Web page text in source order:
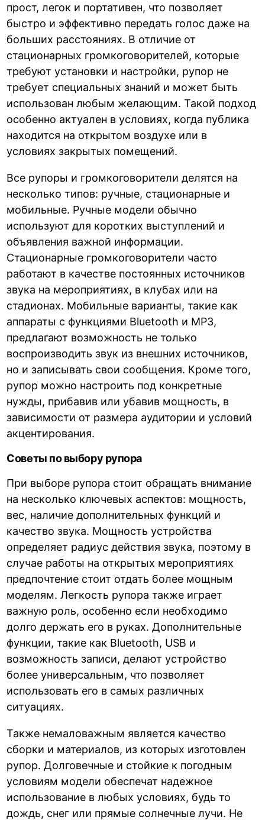
прост, легок и портативен, что позволяет
быстро и эффективно передать голос даже на
больших расстояниях. В отличие от
стационарных громкоговорителей, которые
требуют установки и настройки, рупор не
требует специальных знаний и может быть
использован любым желающим. Такой подход
особенно актуален в условиях, когда публика
находится на открытом воздухе или в
условиях закрытых помещений.
Все рупоры и громкоговорители делятся на
несколько типов: ручные, стационарные и
мобильные. Ручные модели обычно
используют для коротких выступлений и
объявления важной информации.
Стационарные громкоговорители часто
работают в качестве постоянных источников
звука на мероприятиях, в клубах или на
стадионах. Мобильные варианты, такие как
аппараты с функциями Bluetooth и MP3,
предлагают возможность не только
воспроизводить звук из внешних источников,
но и записывать свои сообщения. Кроме того,
рупор можно настроить под конкретные
нужды, прибавив или убавив мощность, в
зависимости от размера аудитории и условий
акцентирования.
Советы по выбору рупора
При выборе рупора стоит обращать внимание
на несколько ключевых аспектов: мощность,
вес, наличие дополнительных функций и
качество звука. Мощность устройства
определяет радиус действия звука, поэтому в
случае работы на открытых мероприятиях
предпочтение стоит отдать более мощным
моделям. Легкость рупора также играет
важную роль, особенно если необходимо
долго держать его в руках. Дополнительные
функции, такие как Bluetooth, USB и
возможность записи, делают устройство
более универсальным, что позволяет
использовать его в самых различных
ситуациях.
Также немаловажным является качество
сборки и материалов, из которых изготовлен
рупор. Долговечные и стойкие к погодным
условиям модели обеспечат надежное
использование в любых условиях, будь то
дождь, снег или прямые солнечные лучи. Не